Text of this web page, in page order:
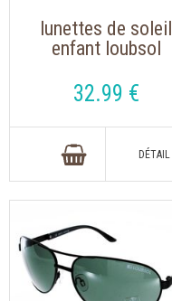
lunettes de soleil
enfant loubsol
32.99 €